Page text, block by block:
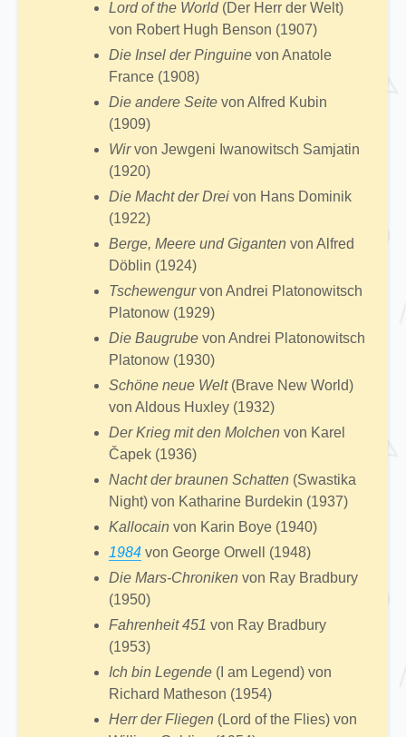
Lord of the World(Der Herr der Welt)
von Robert Hugh Benson (1907)
Die Insel der Pinguine von Anatole
France (1908)
Die andere Seite von Alfred Kubin
(1909)
Wirvon Jewgeni Iwanowitsch Samjatin
(1920)
Die Macht der Drei von Hans Dominik
(1922)
Berge, Meere und Giganten von Alfred
Döblin (1924)
Tschewengurvon Andrei Platonowitsch
Platonow (1929)
Die Baugrube von Andrei Platonowitsch
Platonow (1930)
Schöne neue Welt(Brave New World)
von Aldous Huxley (1932)
Der Krieg mit den Molchen von Karel
Čapek (1936)
Nacht der braunen Schatten (Swastika
Night) von Katharine Burdekin (1937)
Kallocain von Karin Boye (1940)
1984 von George Orwell (1948)
Die Mars-Chroniken von Ray Bradbury
(1950)
Fahrenheit 451 von Ray Bradbury
(1953)
Ich bin Legende (I am Legend) von
Richard Matheson (1954)
Herr der Fliegen (Lord of the Flies) von